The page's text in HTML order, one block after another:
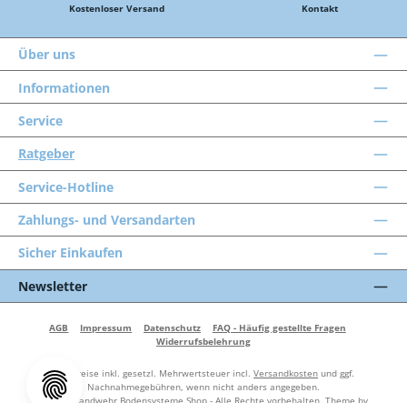
Kostenloser Versand Kontakt
Über uns
Informationen
Service
Ratgeber
Service-Hotline
Zahlungs- und Versandarten
Sicher Einkaufen
Newsletter
AGB Impressum Datenschutz
FAQ - Häufig gestellte Fragen
Widerrufsbelehrung
Alle Preise inkl. gesetzl. Mehrwertsteuer incl. Versandkosten und ggf.
Nachnahmegebühren, wenn nicht anders angegeben.
© 2026 Landwehr Bodensysteme Shop - Alle Rechte vorbehalten. Theme by